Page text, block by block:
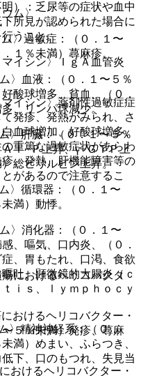
ム〉
〉過敏症：（０．１〜
１％未満）蕁麻疹。
〉血液：（０．１〜５％
酸球増多、貧血、（０．
、リンパ球減少。
〉肝臓：（０．１〜５％
ｌ−Ｐ上昇、γ−ＧＴＰ上
総ビリルビン上昇。
〉循環器：（０．１〜
満）動悸。
〉消化器：（０．１〜
、嘔気、口内炎、（０．
、胃もたれ、口渇、食欲
吐、顕微鏡的大腸炎（ｃ
ｉｓ、ｌｙｍｐｈｏｃｙ
〉精神神経系：（０．
満）めまい、ふらつき、
下、口のもつれ、失見当
）：乏尿等の症状や血中
所見が認められた場合に
うこと。
イシン〉ＩｇＡ血管炎
イシン〉薬剤性過敏症症
発疹、発熱がみられ、さ
血球増加、好酸球増多、
重篤な過敏症状があらわ
、発熱、肝機能障害等の
があるので注意するこ
におけるヘリコバクタ
おけるヘリコバクター・
５％未満）発疹、蕁麻
けるヘリコバクター・